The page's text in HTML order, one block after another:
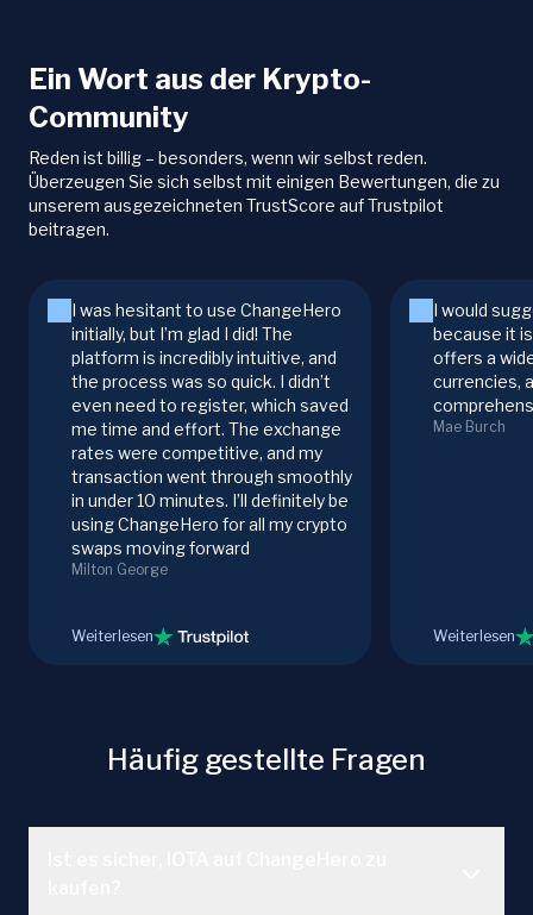
Ein Wort aus der Krypto-
Community
Reden ist billig – besonders, wenn wir selbst reden.
Überzeugen Sie sich selbst mit einigen Bewertungen, die zu
unserem ausgezeichneten TrustScore auf Trustpilot
beitragen.
I was hesitant to use ChangeHero
initially, but I’m glad I did! The
platform is incredibly intuitive, and
the process was so quick. I didn’t
even need to register, which saved
me time and effort. The exchange
rates were competitive, and my
transaction went through smoothly
in under 10 minutes. I’ll definitely be
using ChangeHero for all my crypto
swaps moving forward
Milton George
Weiterlesen
I would
because it
offers a
currencies,
Mae Burch
Weiterlesen
Häufig gestellte Fragen